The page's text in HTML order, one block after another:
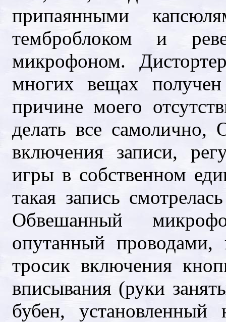
припаянными
темброблоком и
микрофоном.
многих вещах
причине моего
делать все самолично,
включения записи,
игры в собственном
такая запись
Обвешанный
опутанный
тросик включения
вписывания (руки
бубен, установленный